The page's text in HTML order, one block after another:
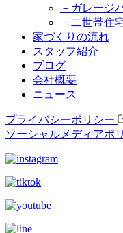
－ガレージ
－二世帯住
家づくりの流れ
スタッフ紹介
ブログ
会社概要
ニュース
プライバシーポリシー
ソーシャルメディアポ